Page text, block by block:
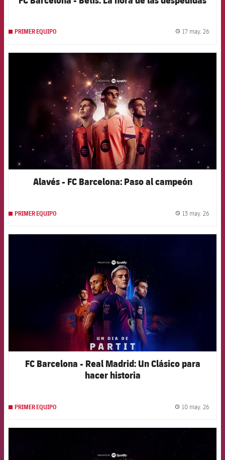
PRIMER EQUIPO 17 may. 26
Alavés - FC Barcelona: Paso al campeón
PRIMER EQUIPO 13 may. 26
FCB Barcelona badge
FC Barcelona - Real Madrid: Un Clásico para
hacer historia
PRIMER EQUIPO 10 may. 26
FCB Barcelona badge